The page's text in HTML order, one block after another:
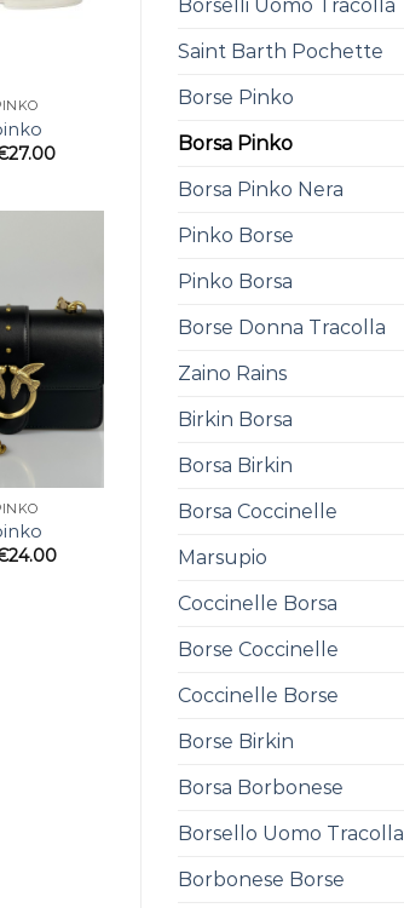
Borselli Uomo Tracolla
Saint Barth Pochette
Borse Pinko
Borsa Pinko
Borsa Pinko Nera
Pinko Borse
Pinko Borsa
Borse Donna Tracolla
Zaino Rains
Birkin Borsa
Borsa Birkin
Borsa Coccinelle
Marsupio
Coccinelle Borsa
Borse Coccinelle
Coccinelle Borse
Borse Birkin
Borsa Borbonese
Borsello Uomo Tracolla
Borbonese Borse
27.00
24.00